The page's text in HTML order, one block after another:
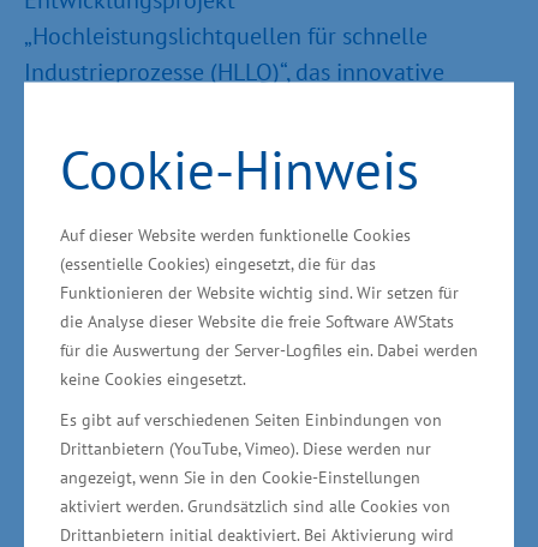
Cookie-Hinweis
Auf dieser Website werden funktionelle Cookies
(essentielle Cookies) eingesetzt, die für das
Funktionieren der Website wichtig sind. Wir setzen für
die Analyse dieser Website die freie Software AWStats
für die Auswertung der Server-Logfiles ein. Dabei werden
keine Cookies eingesetzt.
Es gibt auf verschiedenen Seiten Einbindungen von
Drittanbietern (YouTube, Vimeo). Diese werden nur
angezeigt, wenn Sie in den Cookie-Einstellungen
aktiviert werden. Grundsätzlich sind alle Cookies von
Drittanbietern initial deaktiviert. Bei Aktivierung wird
„Hochleistungslichtquellen für schnelle
Industrieprozesse (HLLQ)“, das innovative
industrielle Anwendungen entwickelt.
Systeme ist ein Schlüssel für die Industrie der
Zukunft. Mit dieser Förderung treiben wir
Innovationen in Mecklenburg-Vorpommern
voran und unterstützen Unternehmen in
unserem Land dabei, ent­scheidende
technologische Fortschritte für effizientere und
präzisere Produktionsprozesse zu erzielen“,
erklärte Staats­sekretär Schulte.